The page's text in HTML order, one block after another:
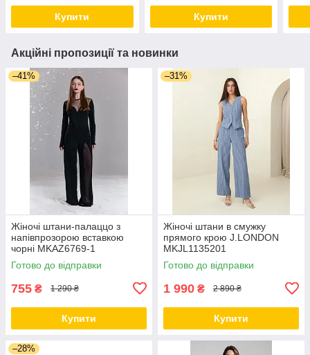
Купити Купити
Акційні пропозиції та новинки
–41%
Жіночі штани-палаццо з
напівпрозорою вставкою
чорні MKAZ6769-1
Готово до відправки
755 ₴ 1 290 ₴
Купити
–31%
Жіночі штани в смужку
прямого крою J.LONDON
MKJL1135201
Готово до відправки
1 990 ₴ 2 890 ₴
Купити
–28%